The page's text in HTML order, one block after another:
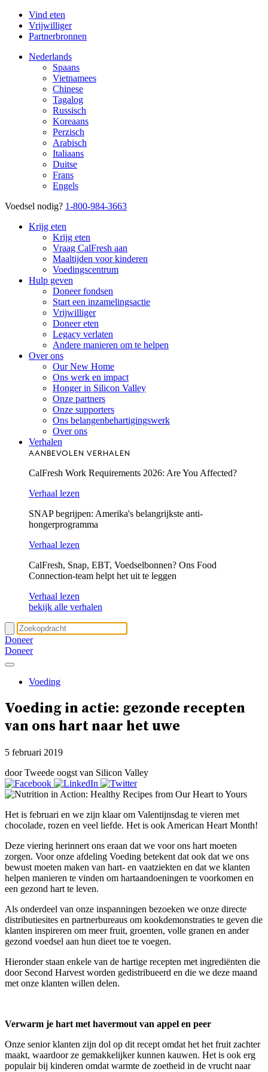
Vind eten
Vrijwilliger
Partnerbronnen
Nederlands
Spaans
Vietnamees
Chinese
Tagalog
Russisch
Koreaans
Perzisch
Arabisch
Italiaans
Duitse
Frans
Engels
Voedsel nodig? 1-800-984-3663
Krijg eten
Krijg eten
Vraag CalFresh aan
Maaltijden voor kinderen
Voedingscentrum
Hulp geven
Doneer fondsen
Start een inzamelingsactie
Vrijwilliger
Doneer eten
Legacy verlaten
Andere manieren om te helpen
Over ons
Our New Home
Ons werk en impact
Honger in Silicon Valley
Onze partners
Onze supporters
Ons belangenbehartigingswerk
Over ons
Verhalen
AANBEVOLEN VERHALEN
CalFresh Work Requirements 2026: Are You Affected?
Verhaal lezen
SNAP begrijpen: Amerika's belangrijkste anti-
hongerprogramma
Verhaal lezen
CalFresh, Snap, EBT, Voedselbonnen? Ons Food
Connection-team helpt het uit te leggen
Verhaal lezen
bekijk alle verhalen
Doneer
Doneer
Voeding
Voeding in actie: gezonde recepten
van ons hart naar het uwe
5 februari 2019
door Tweede oogst van Silicon Valley
Het is februari en we zijn klaar om Valentijnsdag te vieren met
chocolade, rozen en veel liefde. Het is ook American Heart Month!
Deze viering herinnert ons eraan dat we voor ons hart moeten
zorgen. Voor onze afdeling Voeding betekent dat ook dat we ons
bewust moeten maken van hart- en vaatziekten en dat we klanten
helpen manieren te vinden om hartaandoeningen te voorkomen en
een gezond hart te leven.
Als onderdeel van onze inspanningen bezoeken we onze directe
distributiesites en partnerbureaus om kookdemonstraties te geven die
klanten inspireren om meer fruit, groenten, volle granen en ander
gezond voedsel aan hun dieet toe te voegen.
Hieronder staan enkele van de hartige recepten met ingrediënten die
door Second Harvest worden gedistribueerd en die we deze maand
met onze klanten willen delen.
Verwarm je hart met havermout van appel en peer
Onze senior klanten zijn dol op dit recept omdat het het fruit zachter
maakt, waardoor ze gemakkelijker kunnen kauwen. Het is ook erg
populair bij kinderen omdat warmte de zoetheid in de vrucht naar